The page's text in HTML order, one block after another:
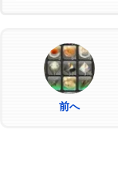
前へ